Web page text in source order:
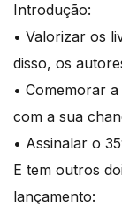
Introdução:
• Valorizar os
disso, os
• Comemorar
com a sua
• Assinalar o
E tem outros
lançamento: